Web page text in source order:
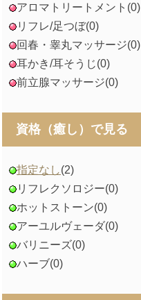
アロマトリートメント (0)
リフレ/足つぼ(0)
回春・睾丸マッサージ(0)
耳かき/耳そうじ(0)
前立腺マッサージ(0)
資格（癒し）で見る
指定なし(2)
リフレクソロジー(0)
ホットストーン(0)
アーユルヴェーダ(0)
バリニーズ(0)
ハーブ(0)